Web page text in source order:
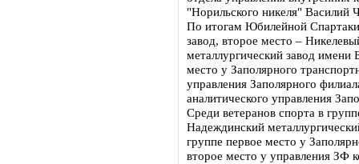
"Норильского никеля" Василий
По итогам Юбилейной
завод, второе место –
металлургический завод имени
место у Заполярного
управления Заполярного
аналитического управления
Среди ветеранов спорта в
Надеждинский
группе первое место у
второе место у управления ЗФ